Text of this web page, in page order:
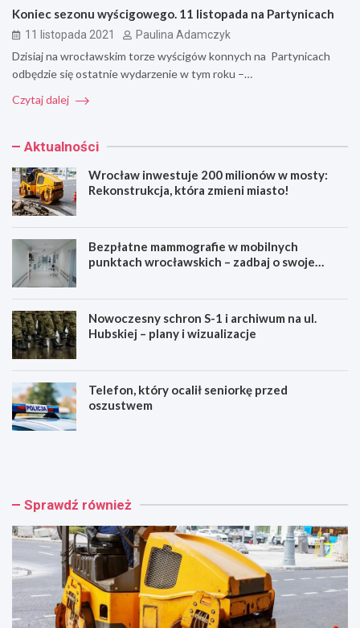
Koniec sezonu wyścigowego. 11 listopada na Partynicach
11 listopada 2021 Paulina Adamczyk
Dzisiaj na wrocławskim torze wyścigów konnych na Partynicach
odbędzie się ostatnie wydarzenie w tym roku –…
Czytaj dalej
Aktualności
Wrocław inwestuje 200 milionów w mosty:
Rekonstrukcja, która zmieni miasto!
Bezpłatne mammografie w mobilnych
punktach wrocławskich – zadbaj o swoje
Nowoczesny schron S-1 i archiwum na ul.
Hubskiej – plany i wizualizacje
Telefon, który ocalił seniorkę przed
oszustwem
W
a
i
w
e
s
t
B
a
n
m
a
m
m
Sprawdź również